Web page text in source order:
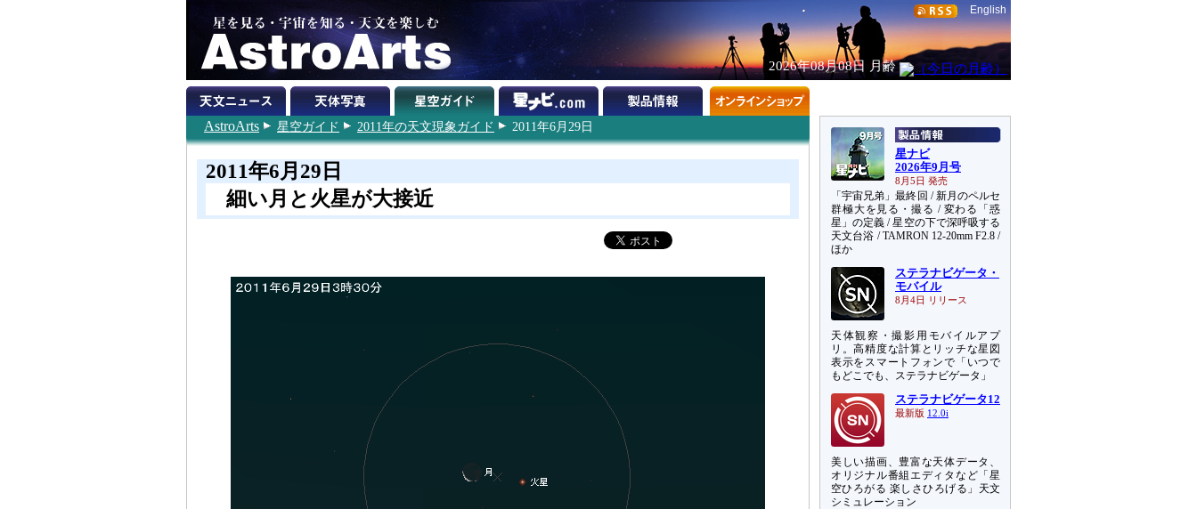
English
2026年08月08日 月齢
AstroArts 星空ガイド 2011年の天文現象ガイド 2011年6月29日
2011年6月29日
細い月と火星が大接近
星ナビ
2026年9月号
8月5日 発売
「宇宙兄弟」最終回 / 新月のペルセ
群極大を見る・撮る / 変わる「惑
星」の定義 / 星空の下で深呼吸する
天文台浴 / TAMRON 12-20mm F2.8 /
ほか
ステラナビゲータ・
モバイル
8月4日 リリース
天体観察・撮影用モバイルアプ
リ。高精度な計算とリッチな星図
表示をスマートフォンで「いつで
もどこでも、ステラナビゲータ」
ステラナビゲータ12
最新版 12.0i
美しい描画、豊富な天体データ、
オリジナル番組エディタなど「星
空ひろがる 楽しさひろげる」天文
シミュレーション